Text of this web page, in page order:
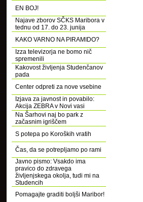
EN BOJ!
Najave zborov SČKS Maribora v
tednu od 17. do 23. junija
KAKO VARNO NA PIRAMIDO?
Izza televizorja ne bomo nič
spremenili
Kakovost življenja Studenčanov
pada
Center odpreti za nove vsebine
Izjava za javnost in povabilo:
Akcija ZEBRA v Novi vasi
Na Šarhovi naj bo park z
začasnim igriščem
S potepa po Koroških vratih
Čas, da se potrepljamo po rami
Javno pismo: Vsakdo ima
pravico do zdravega
življenjskega okolja, tudi mi na
Studencih
Pomagajte graditi boljši Maribor!